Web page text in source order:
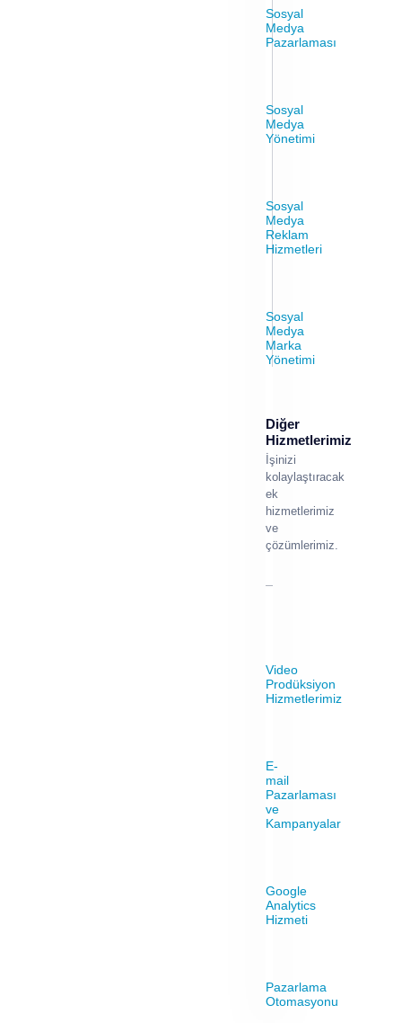
Sosyal
Medya
Pazarlaması
Sosyal
Medya
Yönetimi
Sosyal
Medya
Reklam
Hizmetleri
Sosyal
Medya
Marka
Yönetimi
Diğer
Hizmetlerimiz
İşinizi
kolaylaştıracak
ek
hizmetlerimiz
ve
çözümlerimiz.
Video
Prodüksiyon
Hizmetlerimiz
E-
mail
Pazarlaması
ve
Kampanyalar
Google
Analytics
Hizmeti
Pazarlama
Otomasyonu